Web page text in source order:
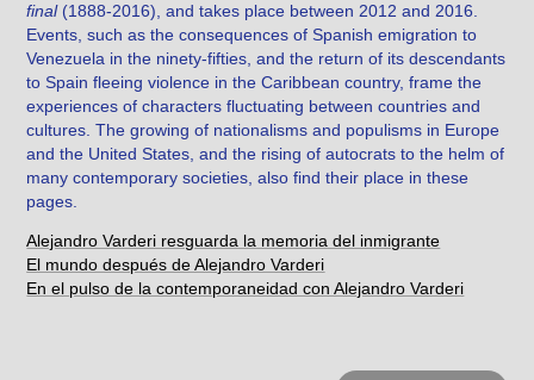
final(1888-2016), and takes place between 2012 and 2016.
Events, such as the consequences of Spanish emigration to
Venezuela in the ninety-fifties, and the return of its descendants
to Spain fleeing violence in the Caribbean country, frame the
experiences of characters fluctuating between countries and
cultures. The growing of nationalisms and populisms in Europe
and the United States, and the rising of autocrats to the helm of
many contemporary societies, also find their place in these
pages.
Alejandro Varderi resguarda la memoria del inmigrante
El mundo después de Alejandro Varderi
En el pulso de la contemporaneidad con Alejandro Varderi